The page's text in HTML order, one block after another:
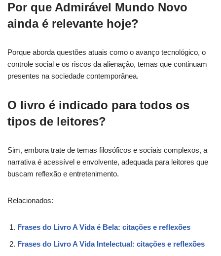
Por que Admirável Mundo Novo
ainda é relevante hoje?
Porque aborda questões atuais como o avanço tecnológico, o
controle social e os riscos da alienação, temas que continuam
presentes na sociedade contemporânea.
O livro é indicado para todos os
tipos de leitores?
Sim, embora trate de temas filosóficos e sociais complexos, a
narrativa é acessível e envolvente, adequada para leitores que
buscam reflexão e entretenimento.
Relacionados:
Frases do Livro A Vida é Bela: citações e reflexões
Frases do Livro A Vida Intelectual: citações e reflexões